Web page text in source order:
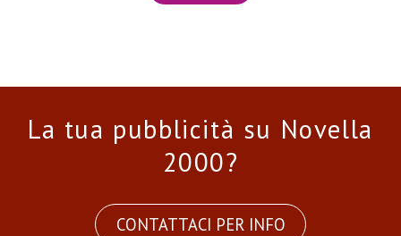
La tua pubblicità su Novella
2000?
CONTATTACI PER INFO